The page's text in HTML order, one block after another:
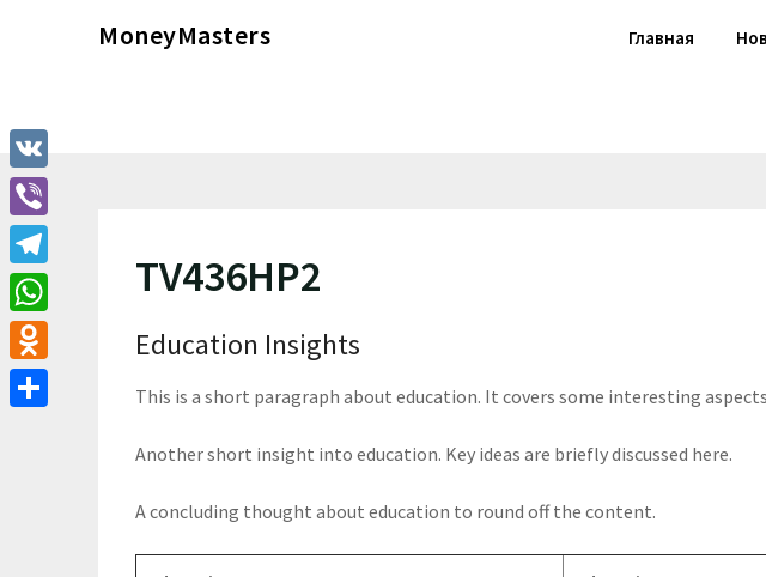
MoneyMasters Главная
TV436HP2
Education Insights
This is a short paragraph about education. It covers some interesting
Another short insight into education. Key ideas are briefly discussed here.
A concluding thought about education to round off the content.
VK
Viber
Telegram
WhatsApp
Odnoklassniki